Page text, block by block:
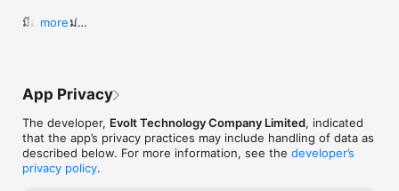
มีอะไรใหม่
more
App Privacy
The developer, Evolt Technology Company Limited, indicated
that the app’s privacy practices may include handling of data as
described below. For more information, see the developer’s
privacy policy.